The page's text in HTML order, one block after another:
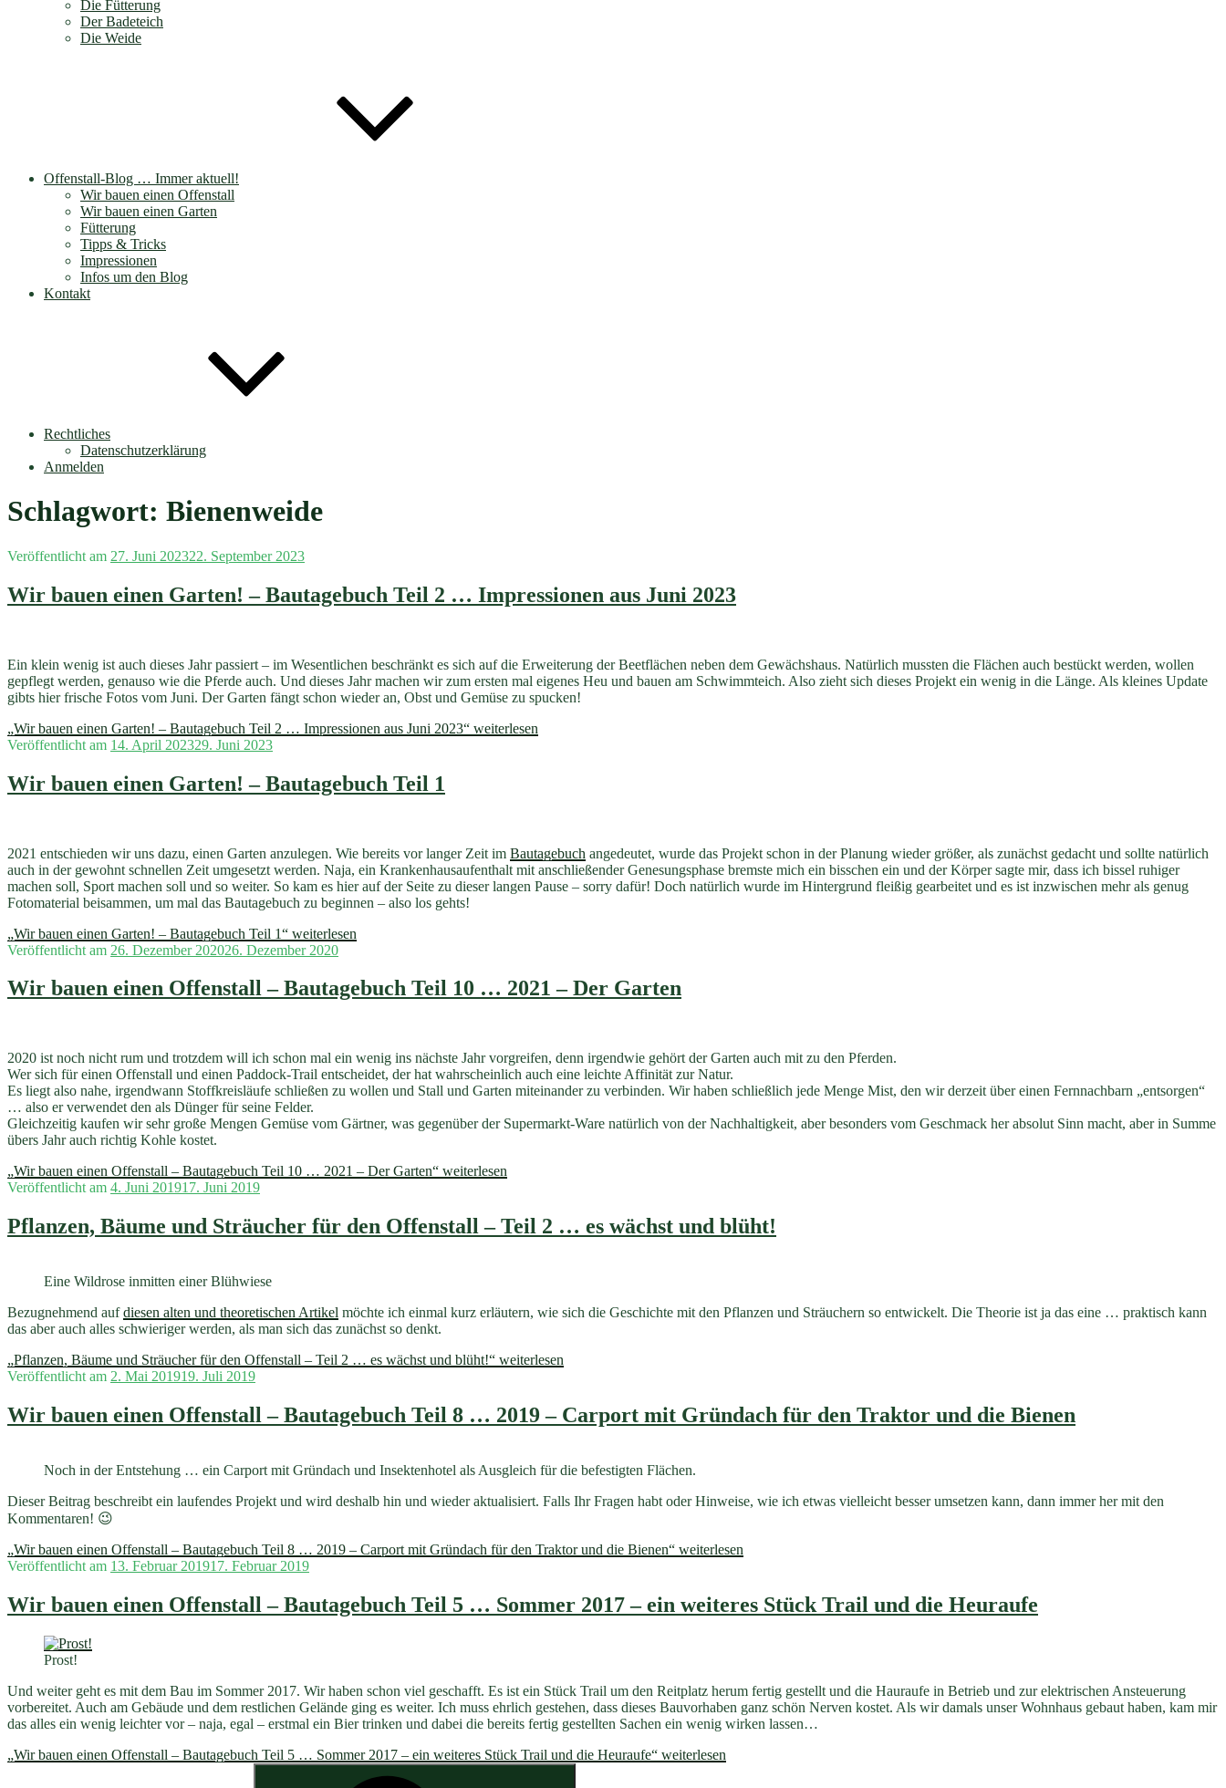
Die Fütterung
Der Badeteich
Die Weide
Offenstall-Blog … Immer aktuell!
Wir bauen einen Offenstall
Wir bauen einen Garten
Fütterung
Tipps & Tricks
Impressionen
Infos um den Blog
Kontakt
Rechtliches
Datenschutzerklärung
Anmelden
Schlagwort: Bienenweide
Veröffentlicht am 27. Juni 202322. September 2023
Wir bauen einen Garten! – Bautagebuch Teil 2 … Impressionen aus Juni 2023
Ein klein wenig ist auch dieses Jahr passiert – im Wesentlichen beschränkt es sich auf die Erweiterung der Beetflächen neben dem Gewächshaus. Natürlich mussten die Flächen auch bestückt werden, wollen
gepflegt werden, genauso wie die Pferde auch. Und dieses Jahr machen wir zum ersten mal eigenes Heu und bauen am Schwimmteich. Also zieht sich dieses Projekt ein wenig in die Länge. Als kleines Update
gibts hier frische Fotos vom Juni. Der Garten fängt schon wieder an, Obst und Gemüse zu spucken!
„Wir bauen einen Garten! – Bautagebuch Teil 2 … Impressionen aus Juni 2023“ weiterlesen
Veröffentlicht am 14. April 202329. Juni 2023
Wir bauen einen Garten! – Bautagebuch Teil 1
2021 entschieden wir uns dazu, einen Garten anzulegen. Wie bereits vor langer Zeit im Bautagebuch angedeutet, wurde das Projekt schon in der Planung wieder größer, als zunächst gedacht und sollte natürlich
auch in der gewohnt schnellen Zeit umgesetzt werden. Naja, ein Krankenhausaufenthalt mit anschließender Genesungsphase bremste mich ein bisschen ein und der Körper sagte mir, dass ich bissel ruhiger
machen soll, Sport machen soll und so weiter. So kam es hier auf der Seite zu dieser langen Pause – sorry dafür! Doch natürlich wurde im Hintergrund fleißig gearbeitet und es ist inzwischen mehr als genug
Fotomaterial beisammen, um mal das Bautagebuch zu beginnen – also los gehts!
„Wir bauen einen Garten! – Bautagebuch Teil 1“ weiterlesen
Veröffentlicht am 26. Dezember 202026. Dezember 2020
Wir bauen einen Offenstall – Bautagebuch Teil 10 … 2021 – Der Garten
2020 ist noch nicht rum und trotzdem will ich schon mal ein wenig ins nächste Jahr vorgreifen, denn irgendwie gehört der Garten auch mit zu den Pferden.
Wer sich für einen Offenstall und einen Paddock-Trail entscheidet, der hat wahrscheinlich auch eine leichte Affinität zur Natur.
Es liegt also nahe, irgendwann Stoffkreisläufe schließen zu wollen und Stall und Garten miteinander zu verbinden. Wir haben schließlich jede Menge Mist, den wir derzeit über einen Fernnachbarn „entsorgen“
… also er verwendet den als Dünger für seine Felder.
Gleichzeitig kaufen wir sehr große Mengen Gemüse vom Gärtner, was gegenüber der Supermarkt-Ware natürlich von der Nachhaltigkeit, aber besonders vom Geschmack her absolut Sinn macht, aber in Summe
übers Jahr auch richtig Kohle kostet.
„Wir bauen einen Offenstall – Bautagebuch Teil 10 … 2021 – Der Garten“ weiterlesen
Veröffentlicht am 4. Juni 201917. Juni 2019
Pflanzen, Bäume und Sträucher für den Offenstall – Teil 2 … es wächst und blüht!
Eine Wildrose inmitten einer Blühwiese
Bezugnehmend aufdiesen alten und theoretischen Artikel möchte ich einmal kurz erläutern, wie sich die Geschichte mit den Pflanzen und Sträuchern so entwickelt. Die Theorie ist ja das eine … praktisch kann
das aber auch alles schwieriger werden, als man sich das zunächst so denkt.
„Pflanzen, Bäume und Sträucher für den Offenstall – Teil 2 … es wächst und blüht!“ weiterlesen
Veröffentlicht am 2. Mai 201919. Juli 2019
Wir bauen einen Offenstall – Bautagebuch Teil 8 … 2019 – Carport mit Gründach für den Traktor und die Bienen
Noch in der Entstehung … ein Carport mit Gründach und Insektenhotel als Ausgleich für die befestigten Flächen.
Dieser Beitrag beschreibt ein laufendes Projekt und wird deshalb hin und wieder aktualisiert. Falls Ihr Fragen habt oder Hinweise, wie ich etwas vielleicht besser umsetzen kann, dann immer her mit den
Kommentaren! 😉
„Wir bauen einen Offenstall – Bautagebuch Teil 8 … 2019 – Carport mit Gründach für den Traktor und die Bienen“ weiterlesen
Veröffentlicht am 13. Februar 201917. Februar 2019
Wir bauen einen Offenstall – Bautagebuch Teil 5 … Sommer 2017 – ein weiteres Stück Trail und die Heuraufe
Prost!
Und weiter geht es mit dem Bau im Sommer 2017. Wir haben schon viel geschafft. Es ist ein Stück Trail um den Reitplatz herum fertig gestellt und die Hauraufe in Betrieb und zur elektrischen Ansteuerung
vorbereitet. Auch am Gebäude und dem restlichen Gelände ging es weiter. Ich muss ehrlich gestehen, dass dieses Bauvorhaben ganz schön Nerven kostet. Als wir damals unser Wohnhaus gebaut haben, kam mir
das alles ein wenig leichter vor – naja, egal – erstmal ein Bier trinken und dabei die bereits fertig gestellten Sachen ein wenig wirken lassen…
„Wir bauen einen Offenstall – Bautagebuch Teil 5 … Sommer 2017 – ein weiteres Stück Trail und die Heuraufe“ weiterlesen